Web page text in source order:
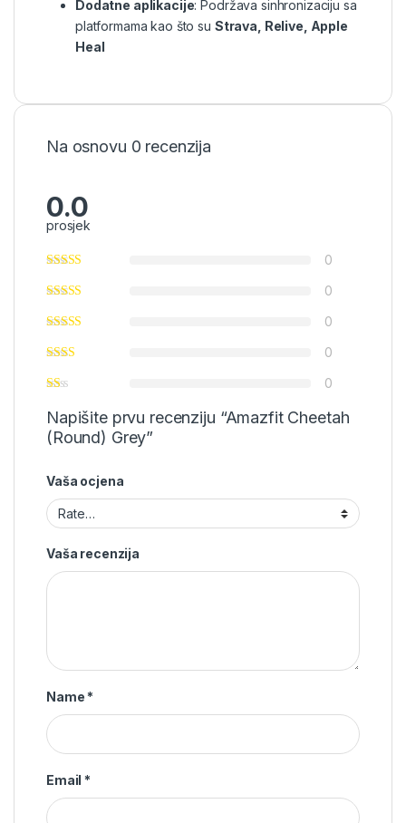
Dodatne aplikacije: Podržava sinhronizaciju sa
platformama kao što su Strava, Relive, Apple
Heal
Na osnovu 0 recenzija
0.0
prosjek
0
0
0
0
0
Napišite prvu recenziju “Amazfit Cheetah
(Round) Grey”
Vaša ocjena
Vaša recenzija
Name *
Email *